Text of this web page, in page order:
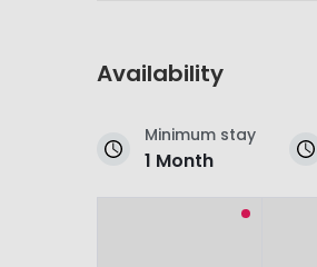
Availability
Minimum stay
1 Month